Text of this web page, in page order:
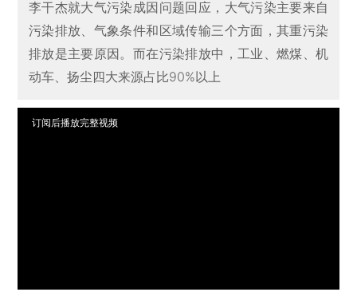
李干杰就大气污染成因问题回应，大气污染主要来自
污染排放、气象条件和区域传输三个方面，其重污染
排放是主要原因。而在污染排放中，工业、燃煤、机
动车、扬尘四大来源占比90%以上
订阅后播放完整视频